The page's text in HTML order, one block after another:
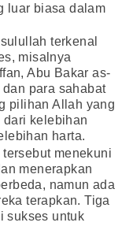
luar biasa dalam
terkenal
misalnya
Abu Bakar as-
para sahabat
pilihan Allah yang
kelebihan
harta.
menekuni
menerapkan
namun ada
terapkan. Tiga
sukses untuk